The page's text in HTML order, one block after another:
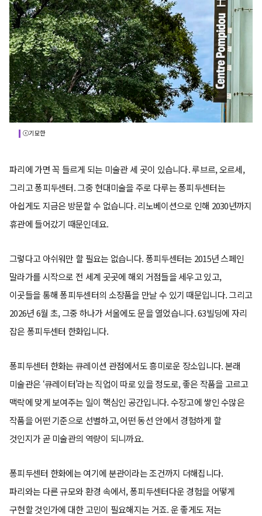
ⓒ기묘한
파리에 가면 꼭 들르게 되는 미술관 세 곳이 있습니다. 루브르, 오르세,
그리고 퐁피두센터. 그중 현대미술을 주로 다루는 퐁피두센터는
아쉽게도 지금은 방문할 수 없습니다. 리노베이션으로 인해 2030년까지
휴관에 들어갔기 때문인데요.
그렇다고 아쉬워만 할 필요는 없습니다. 퐁피두센터는 2015년 스페인
말라가를 시작으로 전 세계 곳곳에 해외 거점들을 세우고 있고,
이곳들을 통해 퐁피두센터의 소장품을 만날 수 있기 때문입니다. 그리고
2026년 6월 초, 그중 하나가 서울에도 문을 열었습니다. 63빌딩에 자리
잡은 퐁피두센터 한화입니다.
퐁피두센터 한화는 큐레이션 관점에서도 흥미로운 장소입니다. 본래
미술관은 ‘큐레이터’라는 직업이 따로 있을 정도로, 좋은 작품을 고르고
맥락에 맞게 보여주는 일이 핵심인 공간입니다. 수장고에 쌓인 수많은
작품을 어떤 기준으로 선별하고, 어떤 동선 안에서 경험하게 할
것인지가 곧 미술관의 역량이 되니까요.
퐁피두센터 한화에는 여기에 분관이라는 조건까지 더해집니다.
파리와는 다른 규모와 환경 속에서, 퐁피두센터다운 경험을 어떻게
구현할 것인가에 대한 고민이 필요해지는 거죠. 운 좋게도 저는